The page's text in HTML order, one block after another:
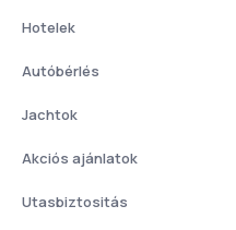
Hotelek
Autóbérlés
Jachtok
Akciós ajánlatok
Utasbiztositás